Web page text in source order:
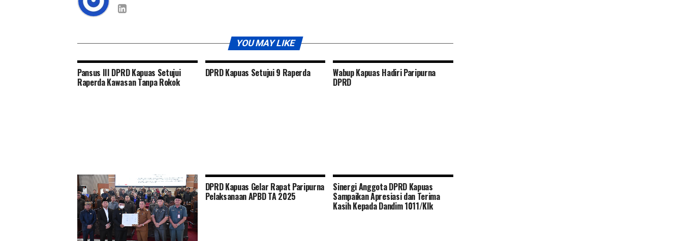
YOU MAY LIKE
Pansus III DPRD Kapuas Setujui
Raperda Kawasan Tanpa Rokok
DPRD Kapuas Setujui 9 Raperda Wabup Kapuas Hadiri Paripurna
DPRD
DPRD Kapuas Gelar Rapat Paripurna
Pelaksanaan APBD TA 2025
Sinergi Anggota DPRD Kapuas
Sampaikan Apresiasi dan Terima
Kasih Kepada Dandim 1011/Klk